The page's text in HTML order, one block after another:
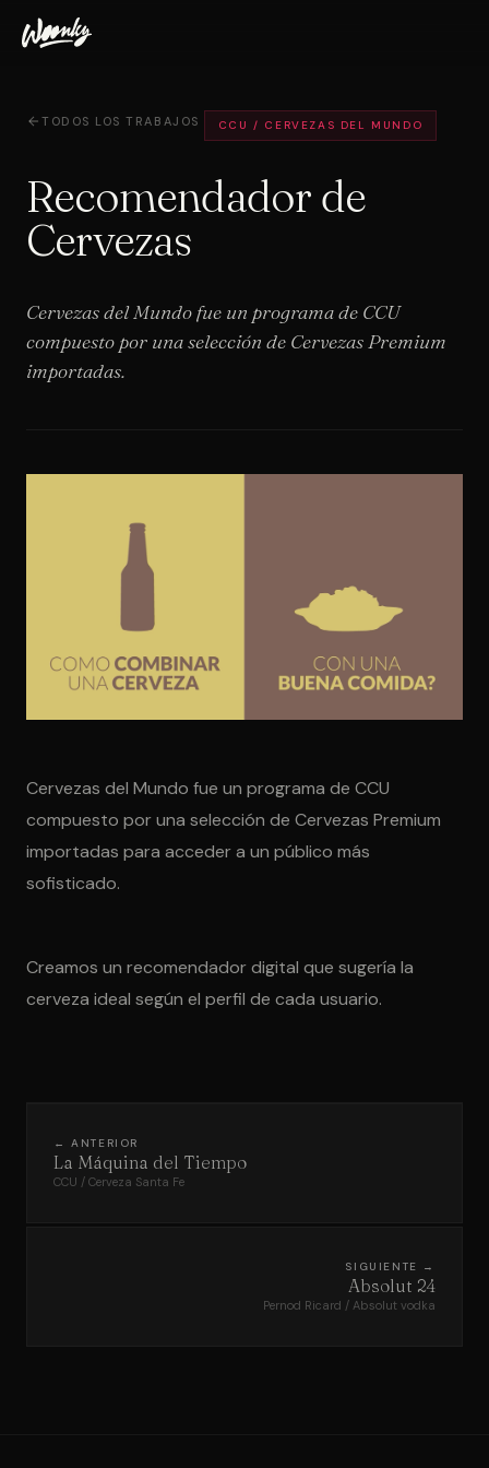
TODOS LOS TRABAJOS CCU / CERVEZAS DEL MUNDO
Recomendador de
Cervezas
Cervezas del Mundo fue un programa de CCU
compuesto por una selección de Cervezas Premium
importadas.
Cervezas del Mundo fue un programa de CCU
compuesto por una selección de Cervezas Premium
importadas para acceder a un público más
sofisticado.
Creamos un recomendador digital que sugería la
cerveza ideal según el perfil de cada usuario.
← ANTERIOR
La Máquina del Tiempo
CCU / Cerveza Santa Fe
SIGUIENTE →
Absolut 24
Pernod Ricard / Absolut vodka